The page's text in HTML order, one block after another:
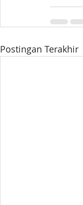
Postingan Terakhir